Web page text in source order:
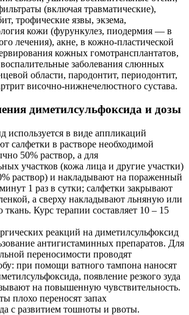
(включая травматические),
трофические язвы, экзема,
кожи (фурункулез, пиодермия — в
лечения), акне, в кожно-пластической
кожных гомотрансплантатов,
заболевания слюнных
области, пародонтит, периодонтит,
височно-нижнечелюстного сустава.
диметилсульфоксида и дозы
используется в виде аппликаций
салфетки в растворе необходимой
50% раствор, а для
участков (кожа лица и другие участки)
раствор) и накладывают на пораженный
1 раз в сутки; салфетки закрывают
а сверху накладывают льняную или
Курс терапии составляет 10 – 15
реакций на диметилсульфоксид
антигистаминных препаратов. Для
переносимости проводят
при помощи ватного тампона наносят
появление резкого зуда
на повышенную чувствительность.
плохо переносят запах
с развитием тошноты и рвоты.